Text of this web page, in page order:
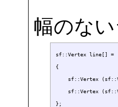
幅のない
sf::Vertex line[] =
{
sf::Vertex
sf::Vertex
};